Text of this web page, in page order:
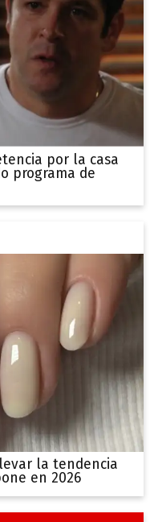
por la casa
programa de
la tendencia
en 2026